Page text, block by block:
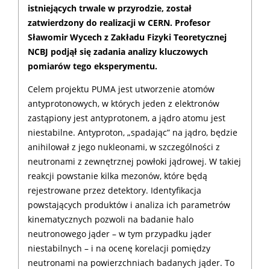
istniejących trwale w przyrodzie, został
zatwierdzony do realizacji w CERN. Profesor
Sławomir Wycech z Zakładu Fizyki Teoretycznej
NCBJ podjął się zadania analizy kluczowych
pomiarów tego eksperymentu.
Celem projektu PUMA jest utworzenie atomów
antyprotonowych, w których jeden z elektronów
zastąpiony jest antyprotonem, a jądro atomu jest
niestabilne. Antyproton, „spadając” na jądro, będzie
anihilował z jego nukleonami, w szczególności z
neutronami z zewnętrznej powłoki jądrowej. W takiej
reakcji powstanie kilka mezonów, które będą
rejestrowane przez detektory. Identyfikacja
powstających produktów i analiza ich parametrów
kinematycznych pozwoli na badanie halo
neutronowego jąder – w tym przypadku jąder
niestabilnych – i na ocenę korelacji pomiędzy
neutronami na powierzchniach badanych jąder. To